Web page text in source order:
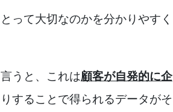
って大切なのかを分かりやすく
うと、これは顧客が自発的に企
することで得られるデータがそ